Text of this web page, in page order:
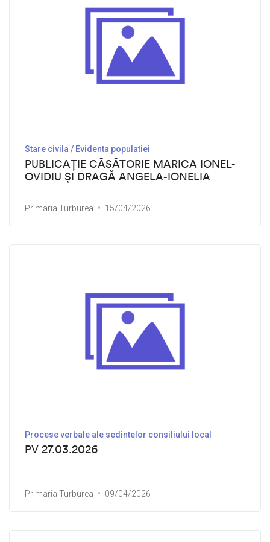
Stare civila / Evidenta populatiei
PUBLICAȚIE CĂSĂTORIE MARICA IONEL-
OVIDIU ȘI DRAGĂ ANGELA-IONELIA
Primaria Turburea 15/04/2026
Procese verbale ale sedintelor consiliului local
PV 27.03.2026
Primaria Turburea 09/04/2026